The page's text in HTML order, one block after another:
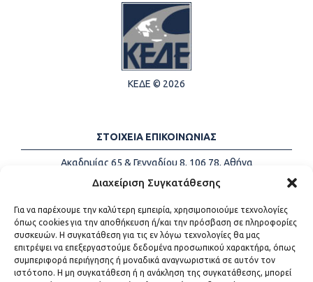
Διαχείριση Συγκατάθεσης
Για να παρέχουμε την καλύτερη εμπειρία, χρησιμοποιούμε τεχνολογίες
όπως cookies για την αποθήκευση ή/και την πρόσβαση σε πληροφορίες
συσκευών. Η συγκατάθεση για τις εν λόγω τεχνολογίες θα μας
επιτρέψει να επεξεργαστούμε δεδομένα προσωπικού χαρακτήρα, όπως
συμπεριφορά περιήγησης ή μοναδικά αναγνωριστικά σε αυτόν τον
ιστότοπο. Η μη συγκατάθεση ή η ανάκληση της συγκατάθεσης, μπορεί
ΚΕΔΕ © 2026
ΣΤΟΙΧΕΙΑ ΕΠΙΚΟΙΝΩΝΙΑΣ
Ακαδημίας 65 & Γενναδίου 8, 106 78, Αθήνα
Τηλέφωνα:
+30 213-2147500
Email:
info@kede.gr
ΧΡΗΣΙΜΟΙ ΣΥΝΔΕΣΜΟΙ